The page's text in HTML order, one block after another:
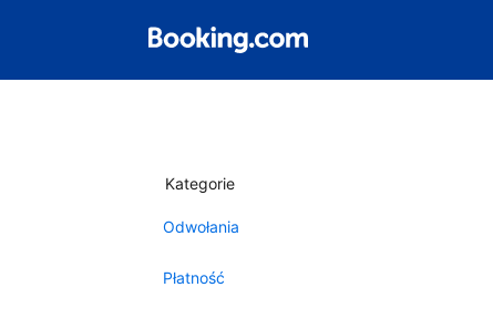
Kategorie
Odwołania
Płatność